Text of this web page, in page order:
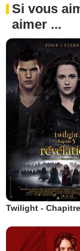
Si vous
aimer ...